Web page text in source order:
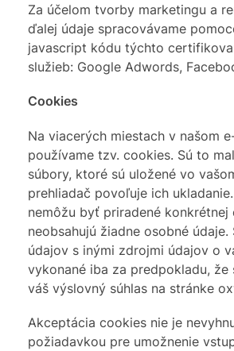
Za účelom tvorby marketingu a
ďalej údaje spracovávame
javascript kódu týchto
služieb: Google Adwords,
Cookies
Na viacerých miestach v našom
používame tzv. cookies. Sú to
súbory, ktoré sú uložené vo
prehliadač povoľuje ich
nemôžu byť priradené konkrétnej
neobsahujú žiadne osobné
údajov s inými zdrojmi údajov o
vykonané iba za predpokladu, že
váš výslovný súhlas na stránke
Akceptácia cookies nie je
požiadavkou pre umožnenie